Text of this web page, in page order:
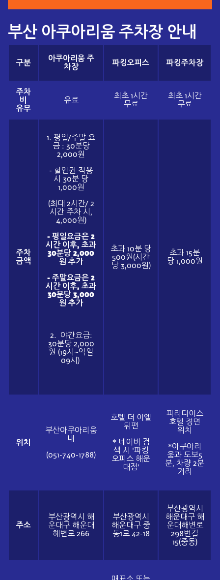
부산 아쿠아리움 주차장 안내
구분
아쿠아리움 주
차장
파킹오피스 파킹주차장
주차
비
유무
유료
최초 1시간
무료
최초 1시간
무료
주차
금액
1. 평일/주말 요
금 : 30분당
2,000원
- 할인권 적용
시 30분 당
1,000원
(최대 2시간/ 2
시간 주차 시,
4,000원)
- 평일요금은 2
시간 이후, 초과
30분당 2,000
원 추가
- 주말요금은 2
시간 이후, 초과
30분당 3,000
원 추가
2. 야간요금:
30분당 2,000
원 (19시~익일
09시)
초과 10분 당
500원(시간
당 3,000원)
초과 15분
당 1,000원
위치
부산아쿠아리움
내
(051-740-1788)
호텔 더 이엘
뒤편
* 네이버 검
색 시 '파킹
오피스 해운
대점'
파라다이스
호텔 정면
위치
*아쿠아리
움과 도보5
분, 차량 2분
거리
주소
부산광역시 해
운대구 해운대
해변로 266
부산광역시
해운대구 중
동1로 42-18
부산광역시
해운대구 해
운대해변로
298번길
15(중동)